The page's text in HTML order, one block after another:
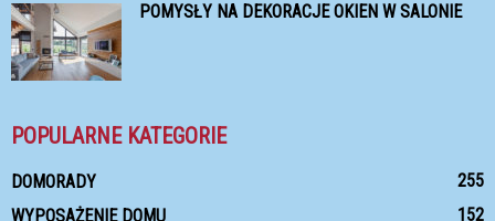
POMYSŁY NA DEKORACJE OKIEN W SALONIE
POPULARNE KATEGORIE
DOMORADY
255
WYPOSAŻENIE DOMU
152